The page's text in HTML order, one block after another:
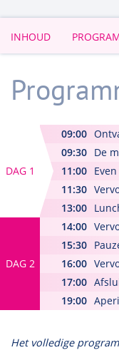
mythologische
En ook de
De filosofie,
antwoorden
over hoe we ons
welke keuzes
zijn, en waarom.
De
In deze
een paar
hand van vier
Lamettrie,Over
INHOUD
09:00
09:30 De
11:00
11:30
13:00
14:00
15:30
16:00
17:00
19:00
DAG 1
DAG 2
Het volledige